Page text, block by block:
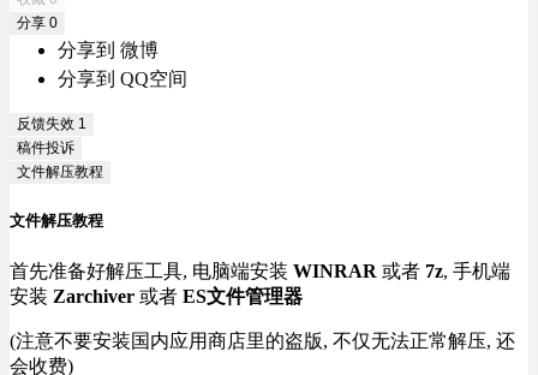
分享 0
分享到 微博
分享到 QQ空间
反馈失效 1
稿件投诉
文件解压教程
文件解压教程
首先准备好解压工具, 电脑端安装 WINRAR 或者 7z, 手机端
安装 Zarchiver 或者 ES文件管理器
(注意不要安装国内应用商店里的盗版, 不仅无法正常解压, 还
会收费)